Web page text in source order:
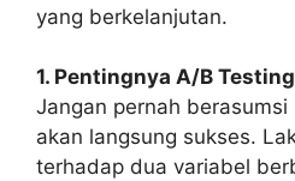
yang berkelanjutan.
1. Pentingnya A/B Testing
Jangan pernah
akan langsung sukses.
terhadap dua variabel